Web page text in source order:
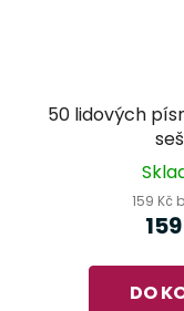
50 lidových
159 Kč
DO